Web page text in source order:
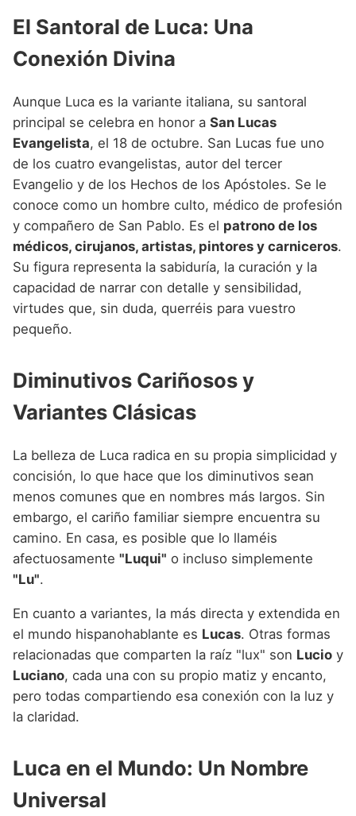
El Santoral de Luca: Una
Conexión Divina
Aunque Luca es la variante italiana, su santoral
principal se celebra en honor a San Lucas
Evangelista, el 18 de octubre. San Lucas fue uno
de los cuatro evangelistas, autor del tercer
Evangelio y de los Hechos de los Apóstoles. Se le
conoce como un hombre culto, médico de profesión
y compañero de San Pablo. Es el patrono de los
médicos, cirujanos, artistas, pintores y carniceros.
Su figura representa la sabiduría, la curación y la
capacidad de narrar con detalle y sensibilidad,
virtudes que, sin duda, querréis para vuestro
pequeño.
Diminutivos Cariñosos y
Variantes Clásicas
La belleza de Luca radica en su propia simplicidad y
concisión, lo que hace que los diminutivos sean
menos comunes que en nombres más largos. Sin
embargo, el cariño familiar siempre encuentra su
camino. En casa, es posible que lo llaméis
afectuosamente "Luqui" o incluso simplemente
"Lu".
En cuanto a variantes, la más directa y extendida en
el mundo hispanohablante es Lucas. Otras formas
relacionadas que comparten la raíz "lux" son Lucio y
Luciano, cada una con su propio matiz y encanto,
pero todas compartiendo esa conexión con la luz y
la claridad.
Luca en el Mundo: Un Nombre
Universal